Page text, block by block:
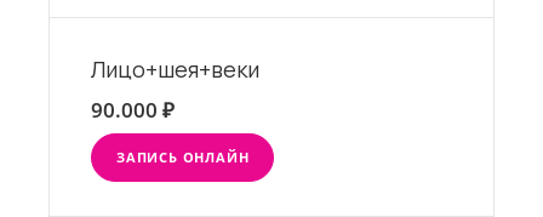
Лицо+шея+веки
90.000 ₽
ЗАПИСЬ ОНЛАЙН